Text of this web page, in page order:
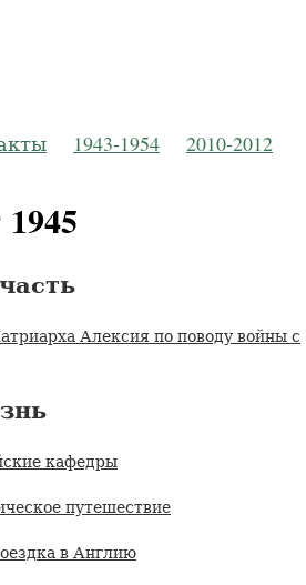
1943-1954 2010-2012
Алексия по поводу войны с
кафедры
путешествие
в Англию